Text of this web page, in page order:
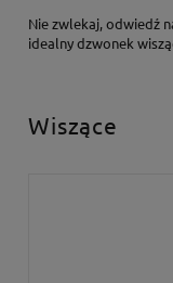
Nie zwlekaj, odwiedź
idealny dzwonek
Wiszące